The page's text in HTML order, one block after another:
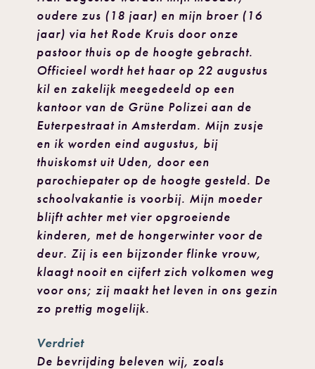
oudere zus (18 jaar) en mijn broer (16
jaar) via het Rode Kruis door onze
pastoor thuis op de hoogte gebracht.
Officieel wordt het haar op 22 augustus
kil en zakelijk meegedeeld op een
kantoor van de Grüne Polizei aan de
Euterpestraat in Amsterdam. Mijn zusje
en ik worden eind augustus, bij
thuiskomst uit Uden, door een
parochiepater op de hoogte gesteld. De
schoolvakantie is voorbij. Mijn moeder
blijft achter met vier opgroeiende
kinderen, met de hongerwinter voor de
deur. Zij is een bijzonder flinke vrouw,
klaagt nooit en cijfert zich volkomen weg
voor ons; zij maakt het leven in ons gezin
zo prettig mogelijk.
Verdriet
De bevrijding beleven wij, zoals